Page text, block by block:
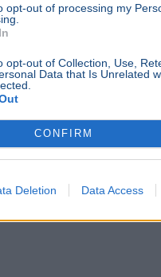
opt-out of processing my
opt-out of Collection, Use,
Data that Is Unrelated
CONFIRM
Deletion Data Access
csak akkor nyílnak
Ez
ha a Tisza-
kell döntenie, hogy